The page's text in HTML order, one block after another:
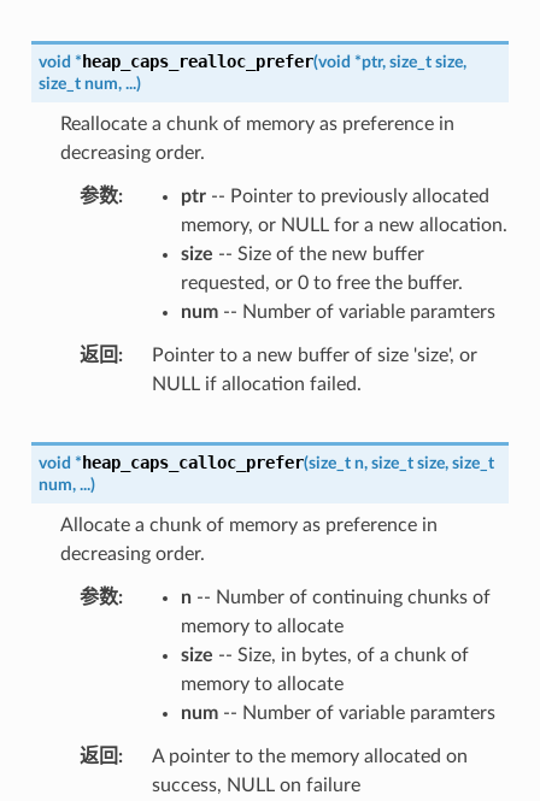
void * heap_caps_realloc_prefer(void *ptr, size_t size,
size_t num, ...)
Reallocate a chunk of memory as preference in
decreasing order.
参数 ptr-- Pointer to previously allocated
memory, or NULL for a new allocation.
size -- Size of the new buffer
requested, or 0 to free the buffer.
num-- Number of variable paramters
返回
Pointer to a new buffer of size 'size', or
NULL if allocation failed.
void * heap_caps_calloc_prefer(size_t n, size_t size, size_t
num, ...)
Allocate a chunk of memory as preference in
decreasing order.
参数 n-- Number of continuing chunks of
memory to allocate
size -- Size, in bytes, of a chunk of
memory to allocate
num-- Number of variable paramters
返回
A pointer to the memory allocated on
success, NULL on failure